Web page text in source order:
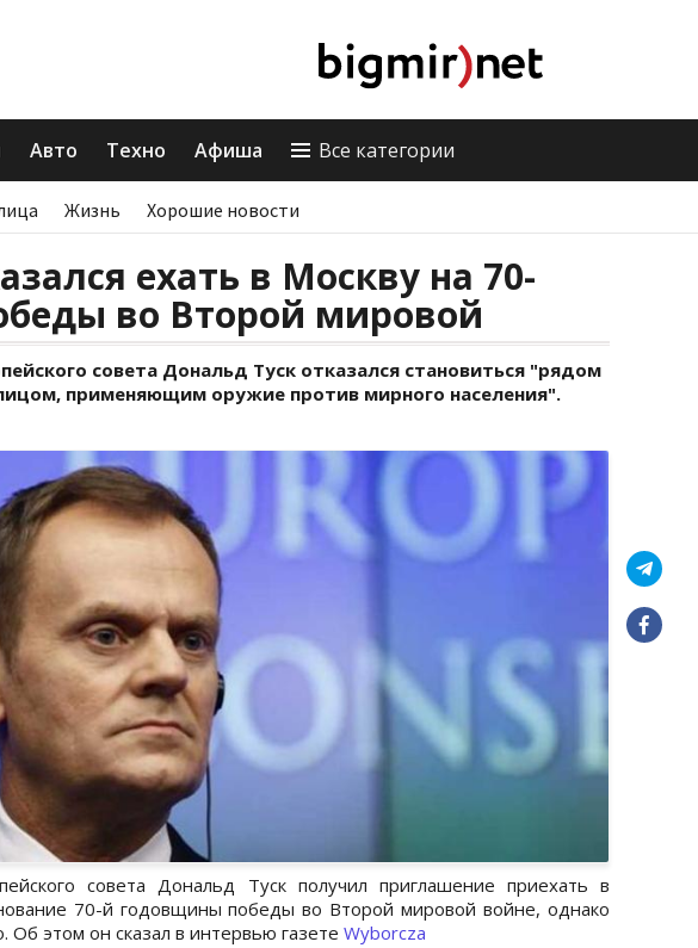
Авто Техно Афиша Все категории
Жизнь Хорошие новости
ехать в Москву на 70-
во Второй мировой
совета Дональд Туск отказался становиться "рядом
применяющим оружие против мирного населения".
совета Дональд Тускполучил приглашение приехать в
70-й годовщины победы во Второй мировой войне, однако
Об этом он сказал в интервью газете Wyborcza